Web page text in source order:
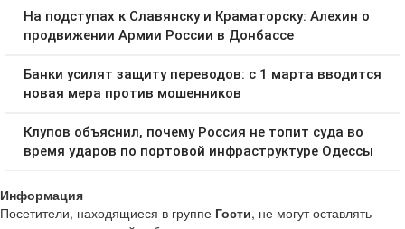
Информация
Посетители, находящиеся в группе Гости, не могут оставлять